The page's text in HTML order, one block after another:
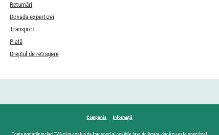
Returnări
Dovada expertizei
Transport
Plată
Dreptul de retragere
Compania Informații
Toate prețurile includ TVA plus costuri de transportși posibile taxe de livrare, dacă nu este specificat